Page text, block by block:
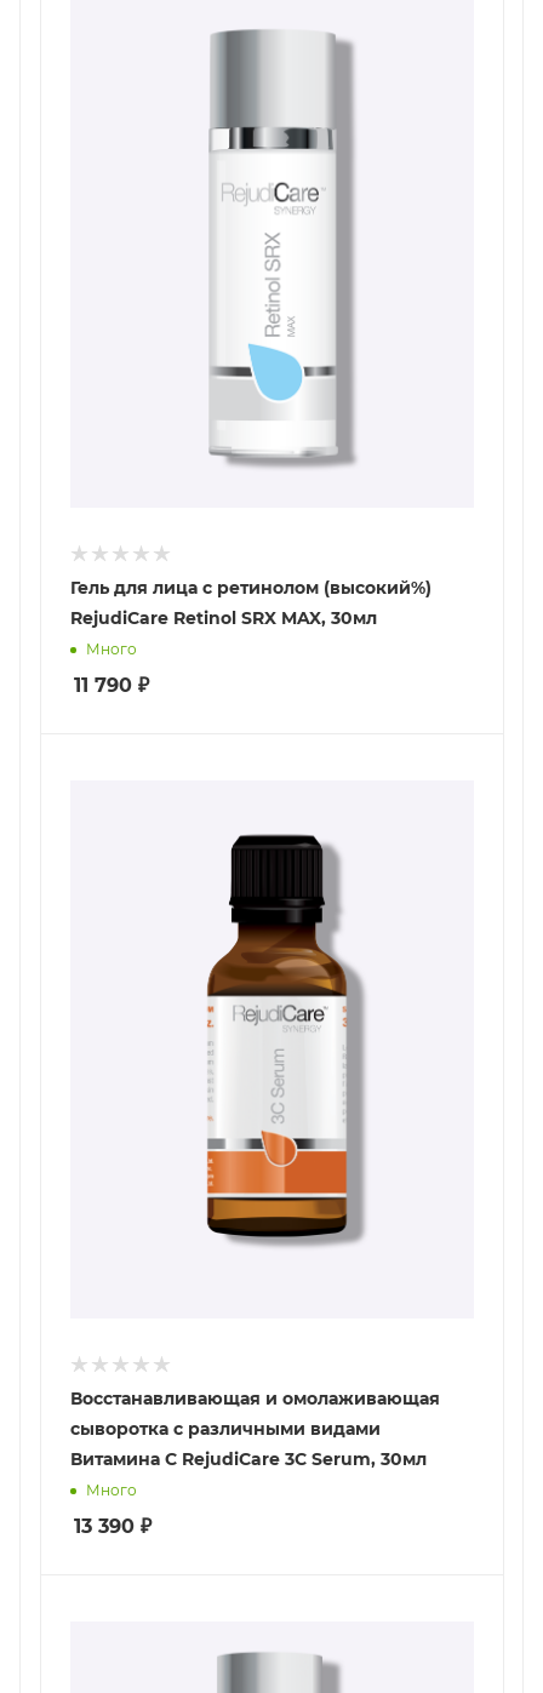
Гель для лица с ретинолом (высокий%)
RejudiCare Retinol SRX MAX, 30мл
Много
11 790 ₽
Восстанавливающая и омолаживающая
сыворотка с различными видами
Витамина С RejudiCare 3C Serum, 30мл
Много
13 390 ₽